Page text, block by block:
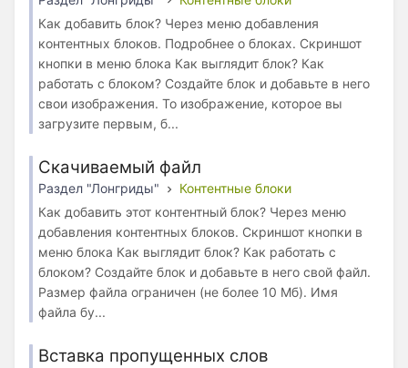
Как добавить блок? Через меню добавления
контентных блоков. Подробнее о блоках. Скриншот
кнопки в меню блока Как выглядит блок? Как
работать с блоком? Создайте блок и добавьте в него
свои изображения. То изображение, которое вы
загрузите первым, б...
Скачиваемый файл
Раздел "Лонгриды"
Контентные блоки
Как добавить этот контентный блок? Через меню
добавления контентных блоков. Скриншот кнопки в
меню блока Как выглядит блок? Как работать с
блоком? Создайте блок и добавьте в него свой файл.
Размер файла ограничен (не более 10 Мб). Имя
файла бу...
Вставка пропущенных слов